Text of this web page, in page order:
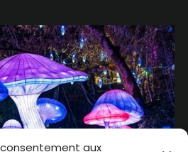
aux